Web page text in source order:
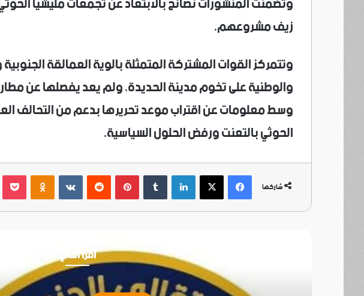
زيف مشروعهم.
وتتمركز القوات المشتركة المتمثلة بالوية العمالقة
وسط معلومات عن اقتراب موعد تحريرها بدعم من التحالف
الحوثي بالتعنت ورفض الحلول السياسية.
شاركها فيسبوك
‫X لينكدإن
‏Tumblr بينتيريست
‏Reddit
‏VKontakte
أقرأ التالي